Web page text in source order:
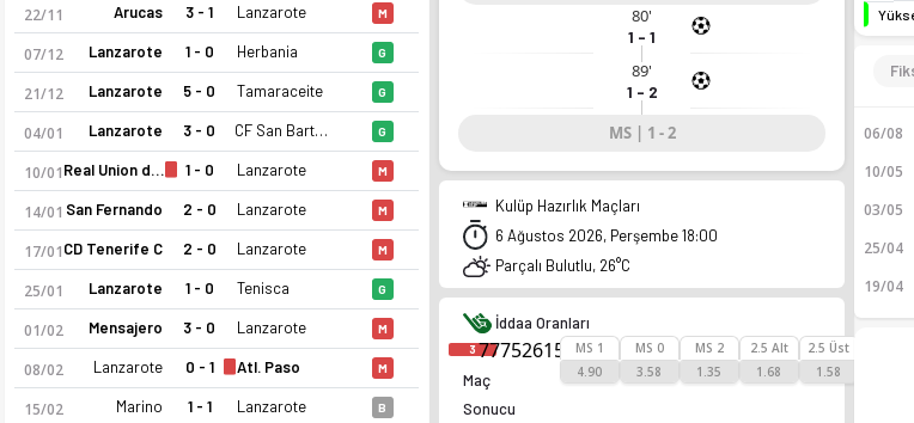
22/11 Arucas 3 - 1 Lanzarote M
07/12 Lanzarote 1 - 0 Herbania G
21/12 Lanzarote 5 - 0 Tamaraceite G
04/01 Lanzarote 3 - 0 CF San Bartolome G
10/01 Real Union de Tenerife Santa Cruz 1 - 0 Lanzarote M
14/01 San Fernando 2 - 0 Lanzarote M
17/01CD Tenerife C 2 - 0 Lanzarote M
25/01 Lanzarote 1 - 0 Tenisca G
01/02 Mensajero 3 - 0 Lanzarote M
08/02 Lanzarote 0 - 1 Atl. Paso M
15/02 Marino 1 - 1 Lanzarote B
80'
1 - 1
89'
1 - 2
MS | 1 - 2
Kulüp Hazırlık Maçları
6 Ağustos 2026, Perşembe 18:00
Parçalı Bulutlu, 26°C
İddaa Oranları
3 77752615
Maç
Sonucu
MS 1
4.90
MS 0
3.58
MS 2
1.35
2.5 Alt
1.68
2.5 Üst
1.58
06/08
10/05
03/05
25/04
19/04